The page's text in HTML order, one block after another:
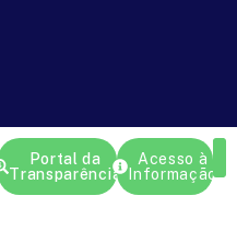
Portal da
Transparência
Acesso à
Informação